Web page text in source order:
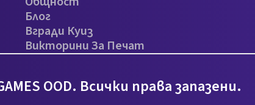
Блог
Вгради Куиз
Викторини За Печат
OOD. Всички права запазени.